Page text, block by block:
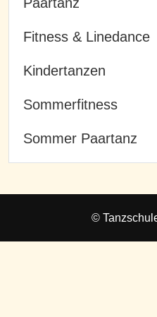
Fitness & Linedance
Kindertanzen
Sommerfitness
Sommer Paartanz
©